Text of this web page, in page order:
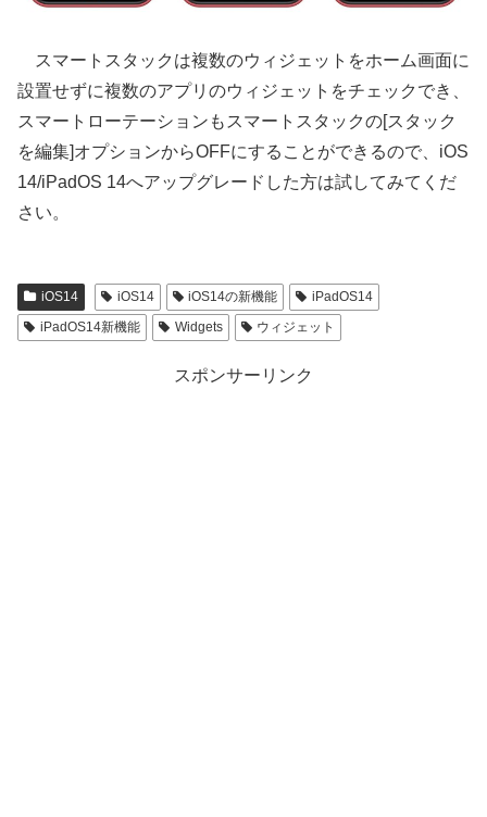
スマートスタックは複数のウィジェットをホーム画面に
設置せずに複数のアプリのウィジェットをチェックでき、
スマートローテーションもスマートスタックの[スタック
を編集]オプションからOFFにすることができるので、iOS
14/iPadOS 14へアップグレードした方は試してみてくだ
さい。
iOS14 iOS14 iOS14の新機能
iPadOS14
iPadOS14新機能
Widgets ウィジェット
スポンサーリンク